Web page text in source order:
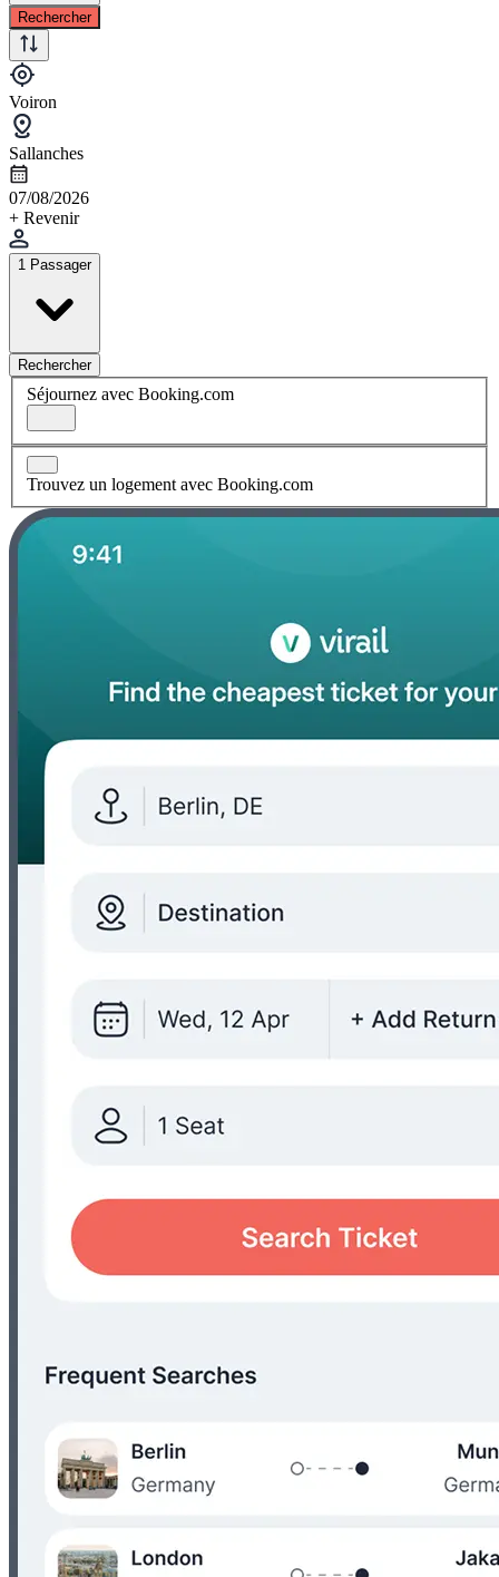
Rechercher
Voiron
Sallanches
07/08/2026
+ Revenir
1 Passager
Rechercher
Séjournez avec Booking.com
Trouvez un logement avec Booking.com